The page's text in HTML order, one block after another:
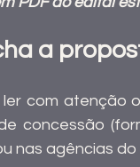
a
com atenção
concessão
nas agências